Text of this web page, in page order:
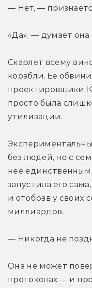
— Нет, —
«Да», — думает она
Скарлет всему
корабли. Её
проектировщики
просто была
утилизации.
без людей, но с
неё единственным
запустила его
и отобрав у своих
миллиардов.
— Никогда не
Она не может
протоколах — и